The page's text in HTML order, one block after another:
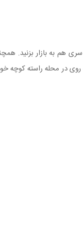
سری هم به بازار بزنید.
روی در محله راسته کوچه